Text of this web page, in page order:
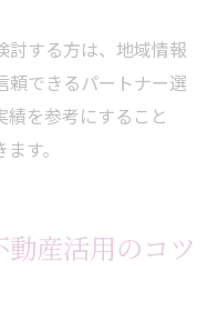
討する方は、地域情報
頼できるパートナー選
を参考にすること
す。
産活用のコツ